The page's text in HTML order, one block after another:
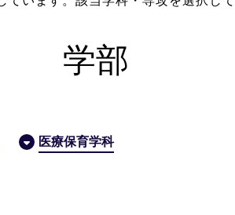
学部
医療保育学科